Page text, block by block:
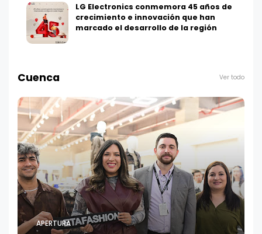
LG Electronics conmemora 45 años de
crecimiento e innovación que han
marcado el desarrollo de la región
Cuenca Ver todo
APERTURA